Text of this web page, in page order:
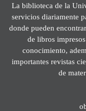
La biblioteca de la
servicios diariamente
donde pueden
de libros
conocimiento,
importantes revistas
de